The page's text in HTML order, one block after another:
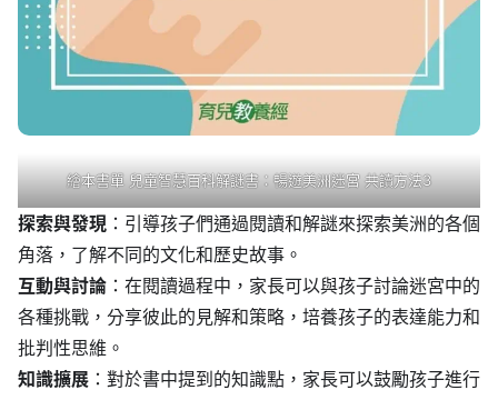
繪本書單 兒童智慧百科解謎書：暢遊美洲迷宮 共讀方法3
探索與發現 ：引導孩子們通過閱讀和解謎來探索美洲的各個
角落，了解不同的文化和歷史故事。
互動與討論 ：在閱讀過程中，家長可以與孩子討論迷宮中的
各種挑戰，分享彼此的見解和策略，培養孩子的表達能力和
批判性思維。
知識擴展 ：對於書中提到的知識點，家長可以鼓勵孩子進行